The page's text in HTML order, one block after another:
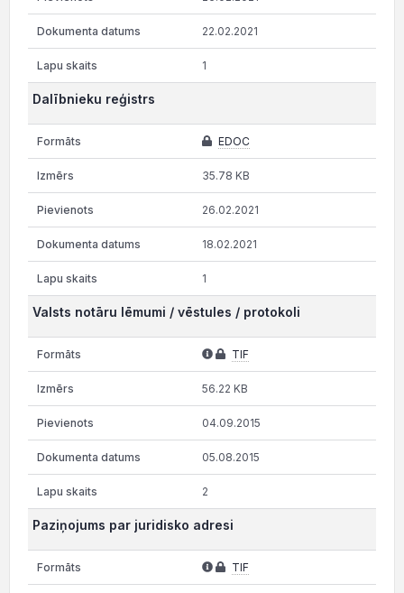
22.02.2021
1
Dalībnieku reģistrs
EDOC
35.78 KB
26.02.2021
18.02.2021
1
Valsts notāru lēmumi / vēstules / protokoli
TIF
56.22 KB
04.09.2015
05.08.2015
2
Paziņojums par juridisko adresi
TIF